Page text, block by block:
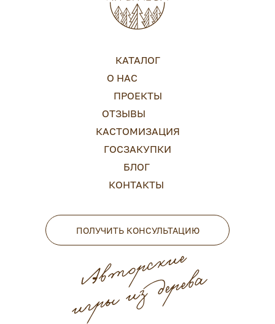
КАТАЛОГ
О НАС
ОТЗЫВЫ
ПРОЕКТЫ
КАСТОМИЗАЦИЯ
ГОСЗАКУПКИ
БЛОГ
КОНТАКТЫ
Авторские
игры из дерева
ПОЛУЧИТЬ КОНСУЛЬТАЦИЮ